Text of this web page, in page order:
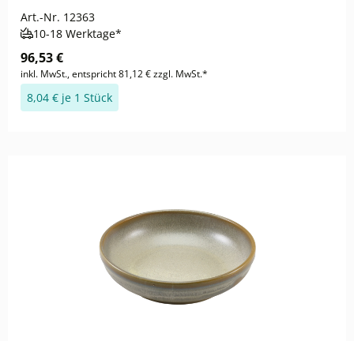
Art.-Nr. 12363
10-18 Werktage*
96,53 €
inkl. MwSt., entspricht 81,12 € zzgl. MwSt.*
8,04 € je 1 Stück